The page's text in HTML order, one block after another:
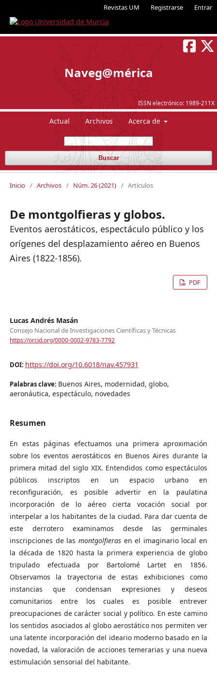
Revistas UM Registrarse Entrar
ISSN electrónico: 1989-211X
Naveg@mérica
Actual Archivos Acerca de
Buscar
Inicio / Archivos / Núm. 26 (2021) / Artículos
De montgolfieras y globos.
Eventos aerostáticos, espectáculo público y los
orígenes del desplazamiento aéreo en Buenos
Aires (1822-1856).
PDF
Lucas Andrés Masán
Consejo Nacional de Investigaciones Científicas y Técnicas
https://orcid.org/0000-0002-9783-7792
DOI: https://doi.org/10.6018/nav.457931
Palabras clave: Buenos Aires, modernidad, globo,
aeronáutica, espectáculo, novedades
Resumen
En estas páginas efectuamos una primera aproximación
sobre los eventos aerostáticos en Buenos Aires durante la
primera mitad del siglo XIX. Entendidos como espectáculos
públicos inscriptos en un espacio urbano en
reconfiguración, es posible advertir en la paulatina
incorporación de lo aéreo cierta vocación social por
interpelar a los habitantes de la ciudad. Para dar cuenta de
este derrotero examinamos desde las germinales
inscripciones de las montgolfierasen el imaginario local en
la década de 1820 hasta la primera experiencia de globo
tripulado efectuada por Bartolomé Lartet en 1856.
Observamos la trayectoria de estas exhibiciones como
instancias que condensan expresiones y deseos
comunitarios entre los cuales es posible entrever
preocupaciones de carácter social y político. En este camino
los sentidos asociados al globo aerostático nos permiten ver
una latente incorporación del ideario moderno basado en la
novedad, la valoración de acciones temerarias y una nueva
estimulación sensorial del habitante.